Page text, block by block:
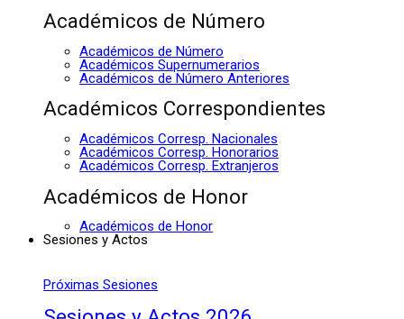
Académicos de Número
Académicos de Número
Académicos Supernumerarios
Académicos de Número Anteriores
Académicos Correspondientes
Académicos Corresp. Nacionales
Académicos Corresp. Honorarios
Académicos Corresp. Extranjeros
Académicos de Honor
Académicos de Honor
Sesiones y Actos
Próximas Sesiones